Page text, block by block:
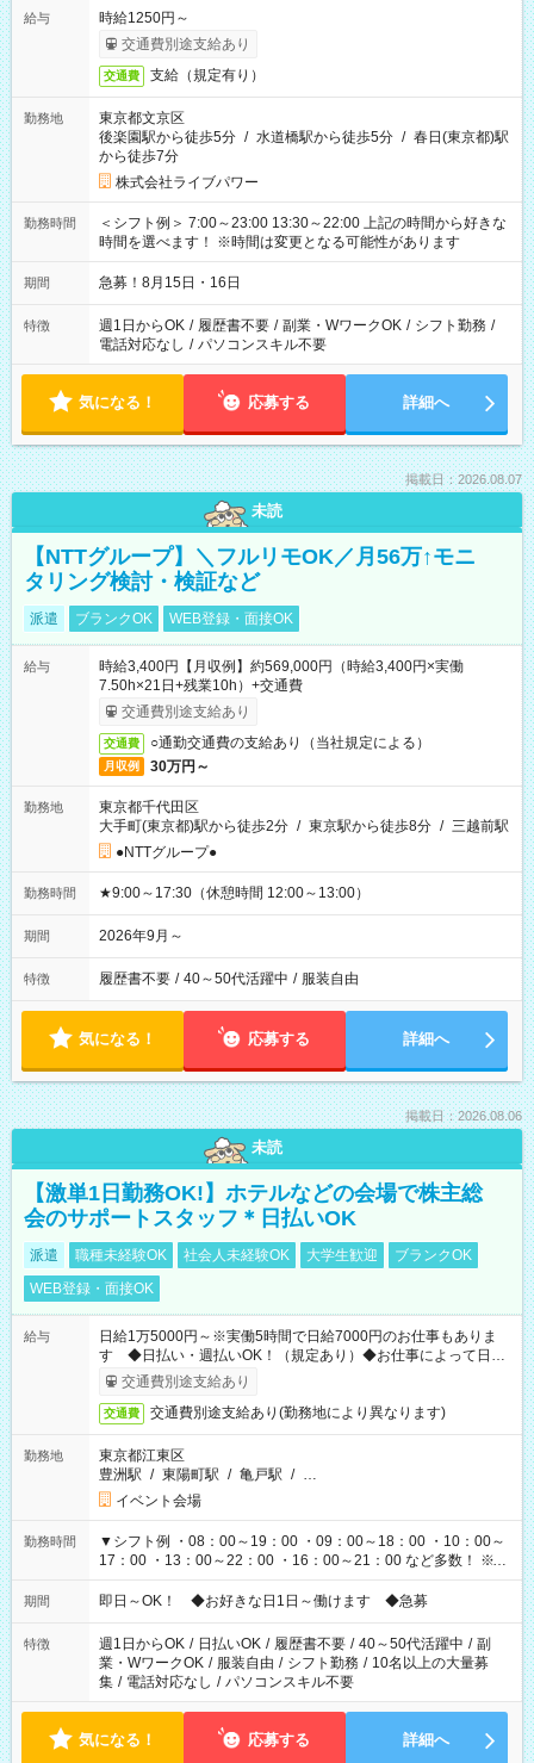
給与
時給1250円～
交通費別途支給あり
交通費 支給（規定有り）
勤務地
東京都文京区
後楽園駅から徒歩5分 / 水道橋駅から徒歩5分 / 春日(東京都)駅
から徒歩7分
株式会社ライブパワー
勤務時間
＜シフト例＞ 7:00～23:00 13:30～22:00 上記の時間から好きな
時間を選べます！ ※時間は変更となる可能性があります
期間 急募！8月15日・16日
特徴 週1日からOK / 履歴書不要 / 副業・WワークOK / シフト勤務 /
電話対応なし / パソコンスキル不要
気になる！ 応募する 詳細へ
掲載日：2026.08.07
未読
【NTTグループ】＼フルリモOK／月56万↑モニ
タリング検討・検証など
派遣 ブランクOK WEB登録・面接OK
給与
時給3,400円【月収例】約569,000円（時給3,400円×実働
7.50h×21日+残業10h）+交通費
交通費別途支給あり
交通費 ○通勤交通費の支給あり（当社規定による）
月収例 30万円～
勤務地
東京都千代田区
大手町(東京都)駅から徒歩2分 / 東京駅から徒歩8分 / 三越前駅
●NTTグループ●
勤務時間 ★9:00～17:30（休憩時間 12:00～13:00）
期間 2026年9月～
特徴 履歴書不要 / 40～50代活躍中 / 服装自由
気になる！ 応募する 詳細へ
掲載日：2026.08.06
未読
【激単1日勤務OK!】ホテルなどの会場で株主総
会のサポートスタッフ＊日払いOK
派遣 職種未経験OK 社会人未経験OK 大学生歓迎
ブランクOK
WEB登録・面接OK
給与
日給1万5000円～※実働5時間で日給7000円のお仕事もありま
す ◆日払い・週払いOK！（規定あり）◆お仕事によって日給
も異なります
交通費別途支給あり
交通費 交通費別途支給あり(勤務地により異なります)
勤務地
東京都江東区
豊洲駅 / 東陽町駅 / 亀戸駅 / …
イベント会場
勤務時間
▼シフト例 ・08：00～19：00 ・09：00～18：00 ・10：00～
17：00 ・13：00～22：00 ・16：00～21：00 など多数！ ※お
仕事により勤務時間が異なります
期間 即日～OK！ ◆お好きな日1日～働けます ◆急募
特徴 週1日からOK / 日払いOK / 履歴書不要 / 40～50代活躍中 / 副
業・WワークOK / 服装自由 / シフト勤務 / 10名以上の大量募
集 / 電話対応なし / パソコンスキル不要
気になる！ 応募する 詳細へ